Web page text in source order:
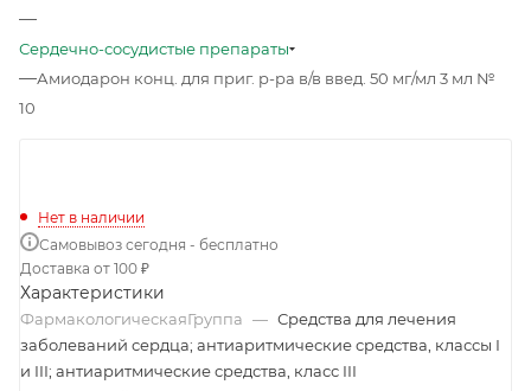
—
Сердечно-сосудистые препараты
—Амиодарон конц. для приг. р-ра в/в введ. 50 мг/мл 3 мл №
10
Нет в наличии
Самовывоз сегодня - бесплатно
Доставка от 100 ₽
Характеристики
ФармакологическаяГруппа — Средства для лечения
заболеваний сердца; антиаритмические средства, классы I
и III; антиаритмические средства, класс III